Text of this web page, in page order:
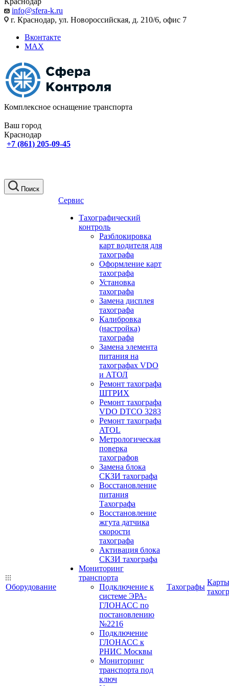
info@sfera-k.ru
г. Краснодар, ул. Новороссийская, д. 210/6, офис 7
Вконтакте
MAX
Комплексное оснащение транспорта
Ваш город
Краснодар
+7 (861) 205-09-45
Поиск
Оборудование
Сервис
Тахографический
контроль
Разблокировка
карт водителя для
тахографа
Оформление карт
тахографа
Установка
тахографа
Замена дисплея
тахографа
Калибровка
(настройка)
тахографа
Замена элемента
питания на
тахографах VDO
и АТОЛ
Ремонт тахографа
ШТРИХ
Ремонт тахографа
VDO DTCO 3283
Ремонт тахографа
ATOL
Метрологическая
поверка
тахографов
Замена блока
СКЗИ тахографа
Восстановление
питания
Тахографа
Восстановление
жгута датчика
скорости
тахографа
Активация блока
СКЗИ тахографа
Мониторинг
транспорта
Подключение к
системе ЭРА-
ГЛОНАСС по
постановлению
№2216
Подключение
ГЛОНАСС к
РНИС Москвы
Мониторинг
транспорта под
ключ
Тахографы
Карты